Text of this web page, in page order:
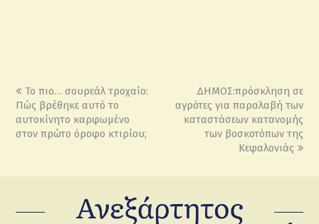
Το πιο… σουρεάλ τροχαίο:
Πώς βρέθηκε αυτό το
αυτοκίνητο καρφωμένο
στον πρώτο όροφο κτιρίου;
ΔΗΜΟΣ:πρόσκληση σε
αγρότες για παραλαβή των
καταστάσεων κατανομής
των βοσκοτόπων της
Κεφαλονιάς